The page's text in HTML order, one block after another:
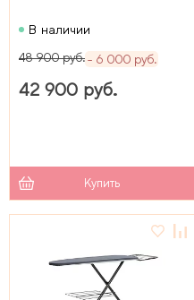
В наличии
48 900 руб.
6 000 руб.
42 900 руб.
Купить